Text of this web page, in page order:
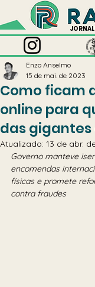
Como ficam
online para
das gigantes
Enzo Anselmo
15 de mai. de 2023
Atualizado: 13 de abr.
Governo manteve
encomendas
físicas e promete
contra fraudes